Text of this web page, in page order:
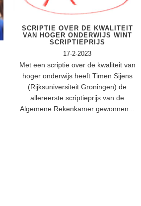
SCRIPTIE OVER DE KWALITEIT
VAN HOGER ONDERWIJS WINT
SCRIPTIEPRIJS
17-2-2023
Met een scriptie over de kwaliteit van
hoger onderwijs heeft Timen Sijens
(Rijksuniversiteit Groningen) de
allereerste scriptieprijs van de
Algemene Rekenkamer gewonnen...